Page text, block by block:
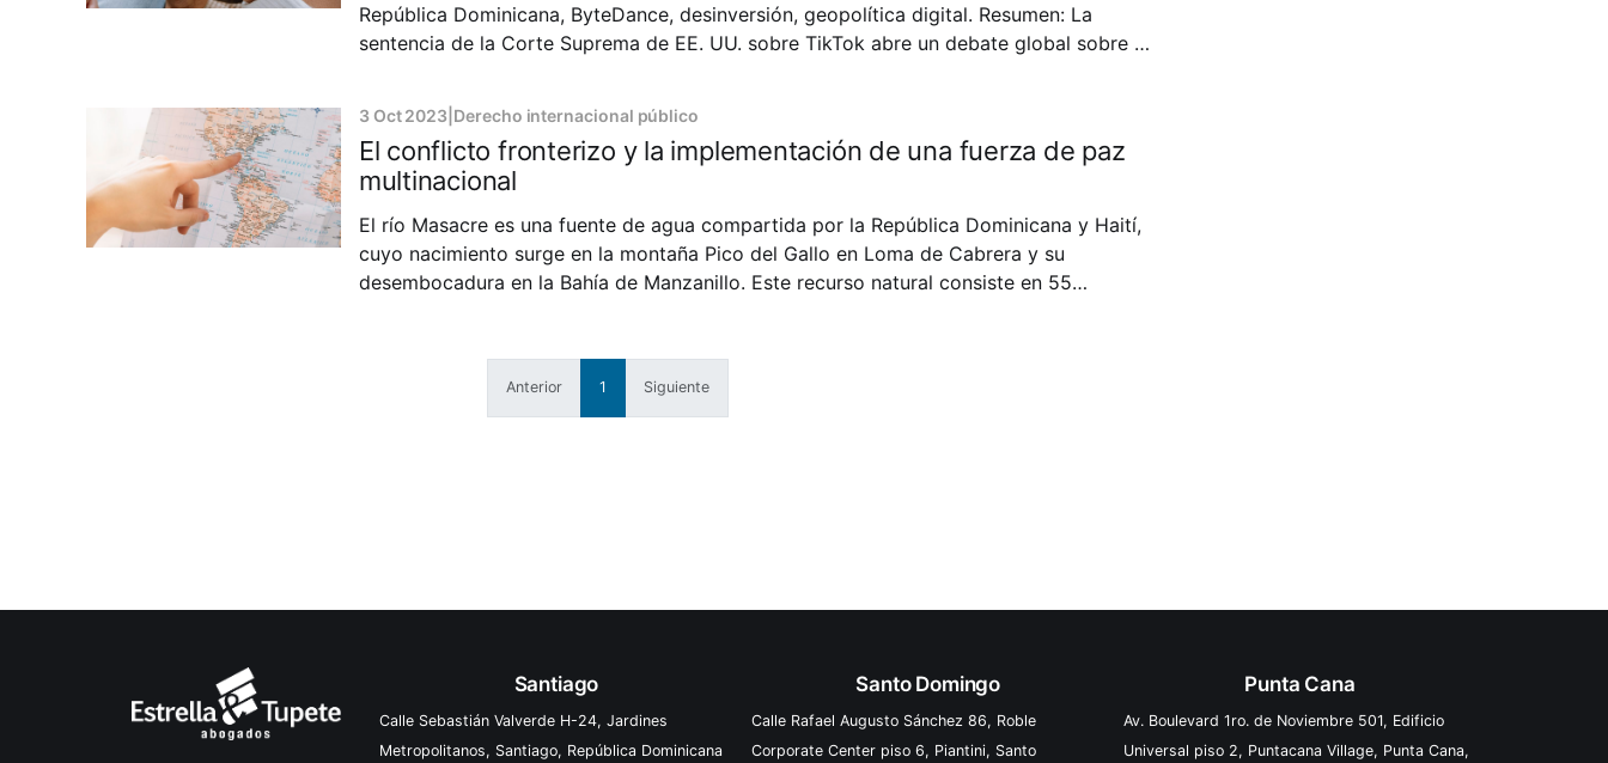
República Dominicana, ByteDance, desinversión, geopolítica digital. Resumen: La
sentencia de la Corte Suprema de EE. UU. sobre TikTok abre un debate global sobre el
3 Oct 2023 Derecho internacional público
El conflicto fronterizo y la implementación de una fuerza de paz
multinacional
El río Masacre es una fuente de agua compartida por la República Dominicana y Haití,
cuyo nacimiento surge en la montaña Pico del Gallo en Loma de Cabrera y su
desembocadura en la Bahía de Manzanillo. Este recurso natural consiste en 55
Anterior 1 Siguiente
Santiago
Calle Sebastián Valverde H-24, Jardines
Metropolitanos, Santiago, República Dominicana
Santo Domingo
Calle Rafael Augusto Sánchez 86, Roble
Corporate Center piso 6, Piantini, Santo
Punta Cana
Av. Boulevard 1ro. de Noviembre 501, Edificio
Universal piso 2, Puntacana Village, Punta Cana,